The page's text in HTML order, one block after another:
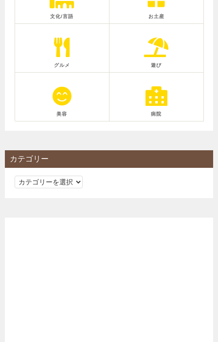
文化/言語 お土産
グルメ 遊び
美容 病院
カテゴリー
カ